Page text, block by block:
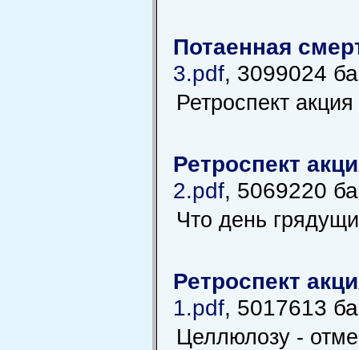
Потаенная
3.pdf, 3099024
Ретроспект
Ретроспект
2.pdf, 5069220
Что день
Ретроспект
1.pdf, 5017613
Целлюлозу -